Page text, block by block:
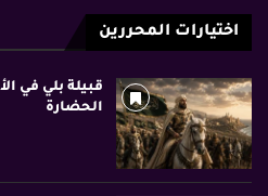
اختيارات المحررين
قبيلة بلي في
الحضارة